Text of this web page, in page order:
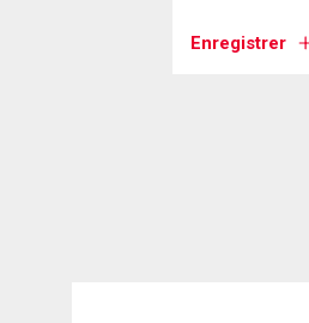
Enregistrer